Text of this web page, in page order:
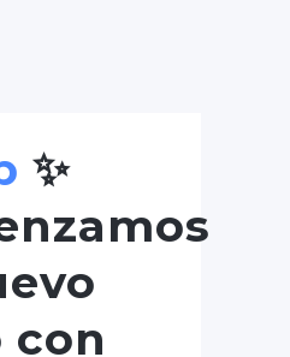
✨
con